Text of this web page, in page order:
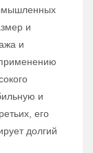
и
и
и
его
долгий